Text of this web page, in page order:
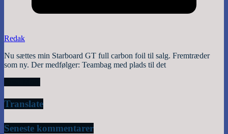
Redak
Nu sættes min Starboard GT full carbon foil til salg. Fremtræder
som ny. Der medfølger: Teambag med plads til det
Translate
Seneste kommentarer